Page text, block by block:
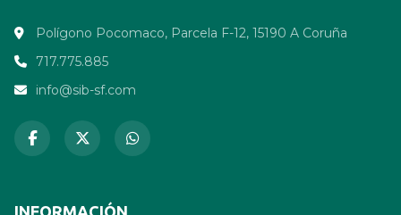
Polígono Pocomaco, Parcela F-12, 15190 A Coruña
717.775.885
info@sib-sf.com
INFORMACIÓN